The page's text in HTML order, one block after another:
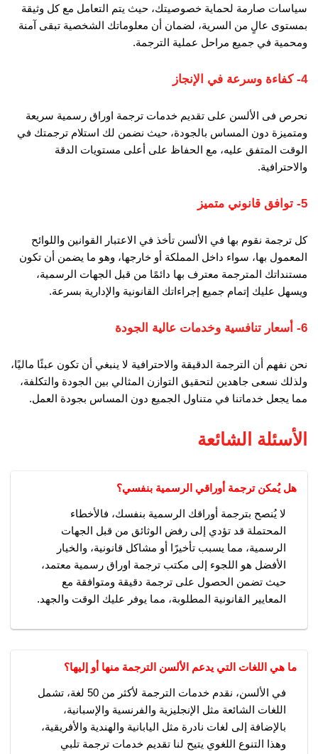
سياسات صارمة لحماية خصوصيتك، حيث يتم التعامل مع كل وثيقة
بمستوى عالٍ من السرية، لضمان أن معلوماتك الشخصية تبقى آمنة
ومحمية في جميع مراحل عملية الترجمة.
4- كفاءة وسرعة في الإنجاز
نحرص فى الألسن على تقديم خدمات ترجمة اوراق رسمية سريعة
ومتميزة دون المساس بالجودة، حيث نضمن لك استلام ترجمتك في
الوقت المتفق عليه، مع الحفاظ على أعلى مستويات الدقة
والاحترافية.
5- توافق قانوني متميز
كل ترجمة نقوم بها في الألسن تأخذ في الاعتبار القوانين واللوائح
المعمول بها، سواء داخل المملكة أو خارجها، وهو ما يضمن أن تكون
مستنداتك المترجمة معترف بها دائمًا من قبل الجهات الرسمية،
ويسهل عليك إتمام جميع إجراءاتك القانونية والإدارية بسرعة.
6- أسعار تنافسية وخدمات عالية الجودة
نحن نفهم أن الترجمة الدقيقة والاحترافية لا ينبغي أن تكون عبئًا ماليًا،
ولذلك نسعى جاهدين لتحقيق التوازن المثالي بين الجودة والتكلفة،
مما يجعل خدماتنا في متناول الجميع دون المساس بجودة العمل.
الأسئلة الشائعة
هل يُمكن ترجمة أوراقي الرسمية بنفسي؟
لا يُنصح بترجمة أوراقك الرسمية بنفسك، فالأخطاء
المحتملة قد تؤدي إلى رفض الوثائق من قبل الجهات
الرسمية، مما يسبب تأخيرًا أو مشاكل قانونية، والخيار
الأفضل هو اللجوء إلى مكتب ترجمة اوراق رسمية معتمد،
حيث تضمن الحصول على ترجمة دقيقة ومتوافقة مع
المعايير القانونية المطلوبة، مما يوفر عليك الوقت والجهد.
ما هي اللغات التي يدعم الألسن الترجمة منها أو إليها؟
في الألسن، نقدم خدمات الترجمة لأكثر من 50 لغة، تشمل
اللغات الشائعة مثل الإنجليزية والفرنسية والإسبانية،
بالإضافة إلى لغات نادرة مثل اليابانية والهندية والأفريقية،
وهذا التنوع اللغوي يتيح لنا تقديم خدمات ترجمة تلبي